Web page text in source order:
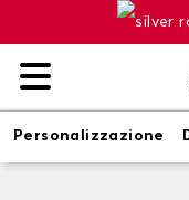
Personalizzazione